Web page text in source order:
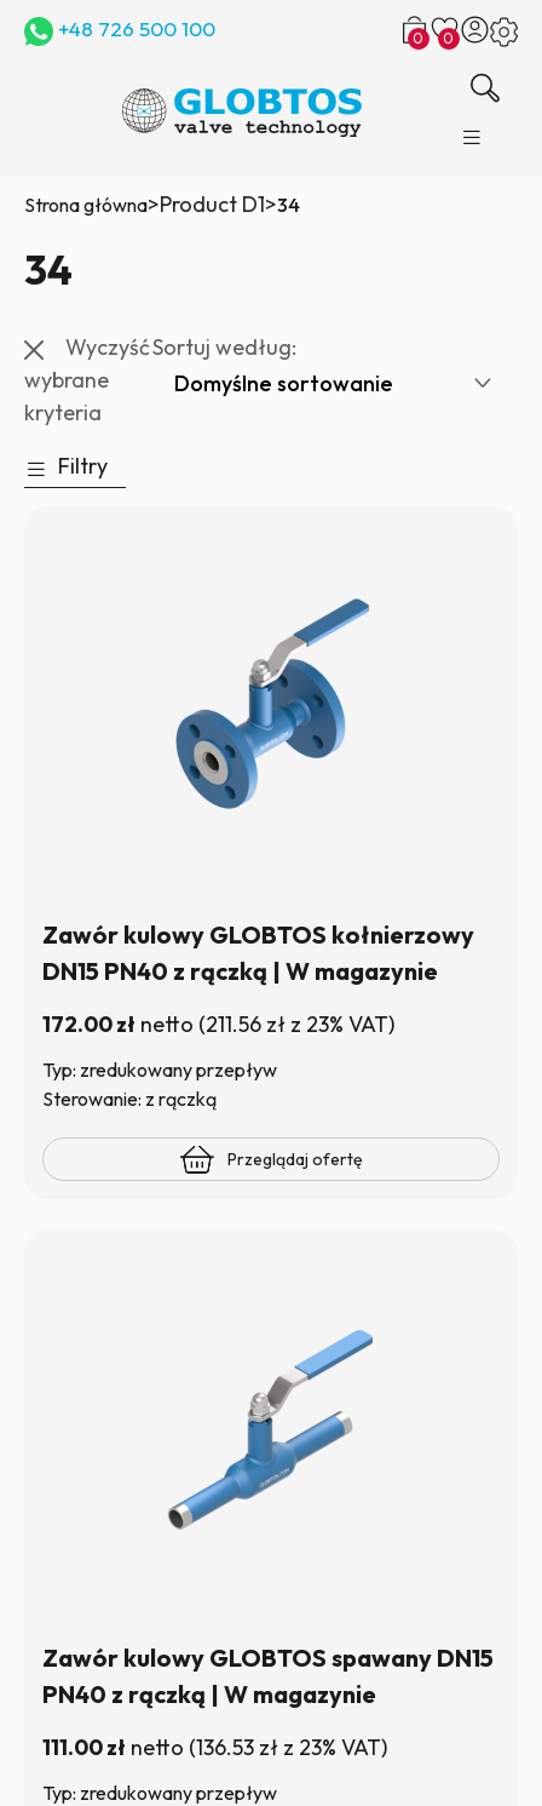
+48 726 500 100 0 0
Strona główna>Product D1>34
34
Wyczyść
wybrane
kryteria
Sortuj według:
Filtry
Zawór kulowy GLOBTOS kołnierzowy
DN15 PN40 z rączką | W magazynie
172.00zł netto (211.56 zł z 23% VAT)
Typ: zredukowany przepływ
Sterowanie: z rączką
Przeglądaj ofertę
Zawór kulowy GLOBTOS spawany DN15
PN40 z rączką | W magazynie
111.00zł netto (136.53 zł z 23% VAT)
Typ: zredukowany przepływ